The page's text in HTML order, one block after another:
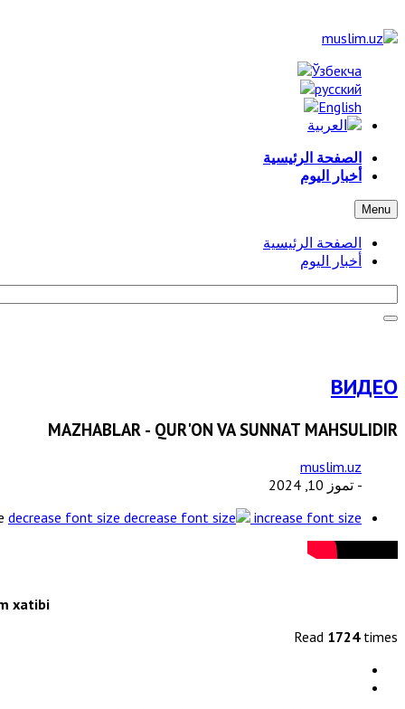
الصفحة الرئيسية
أخبار اليوم
Menu
الصفحة الرئيسية
أخبار اليوم
ВИДЕО
MAZHABLAR - QUR'ON VA SUNNAT MAHSULIDIR
muslim.uz
- تموز 10, 2024
decrease font size increase font size
xatibi
Read 1724times